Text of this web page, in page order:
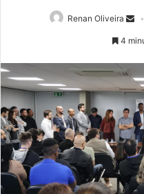
Renan Oliveira
4